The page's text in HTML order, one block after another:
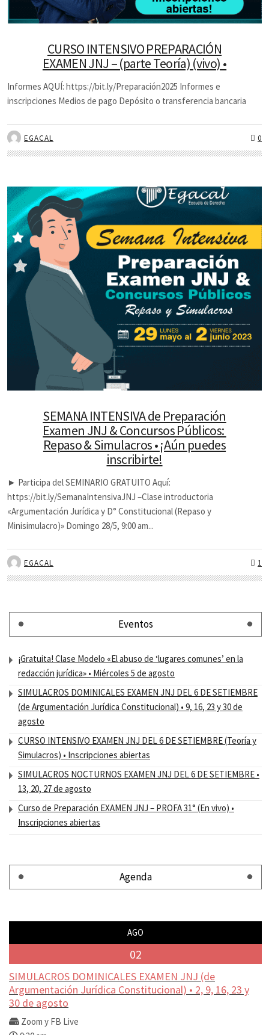
CURSO INTENSIVO PREPARACIÓN
EXAMEN JNJ – (parte Teoría) (vivo) •
Informes AQUÍ: https://bit.ly/Preparación2025 Informes e
inscripciones Medios de pago Depósito o transferencia bancaria
EGACAL 0
SEMANA INTENSIVA de Preparación
Examen JNJ & Concursos Públicos:
Repaso & Simulacros • ¡Aún puedes
inscribirte!
► Participa del SEMINARIO GRATUITO Aquí:
https://bit.ly/SemanaIntensivaJNJ –Clase introductoria
«Argumentación Jurídica y D° Constitucional (Repaso y
Minisimulacro)» Domingo 28/5, 9:00 am...
EGACAL 1
Eventos
¡Gratuita! Clase Modelo «El abuso de ‘lugares comunes’ en la
redacción jurídica» • Miércoles 5 de agosto
SIMULACROS DOMINICALES EXAMEN JNJ DEL 6 DE SETIEMBRE
(de Argumentación Jurídica Constitucional) • 9, 16, 23 y 30 de
agosto
CURSO INTENSIVO EXAMEN JNJ DEL 6 DE SETIEMBRE (Teoría y
Simulacros) • Inscripciones abiertas
SIMULACROS NOCTURNOS EXAMEN JNJ DEL 6 DE SETIEMBRE •
13, 20, 27 de agosto
Curso de Preparación EXAMEN JNJ – PROFA 31° (En vivo) •
Inscripciones abiertas
Agenda
AGO
02
SIMULACROS DOMINICALES EXAMEN JNJ (de
Argumentación Jurídica Constitucional) • 2, 9, 16, 23 y
30 de agosto
Zoom y FB Live